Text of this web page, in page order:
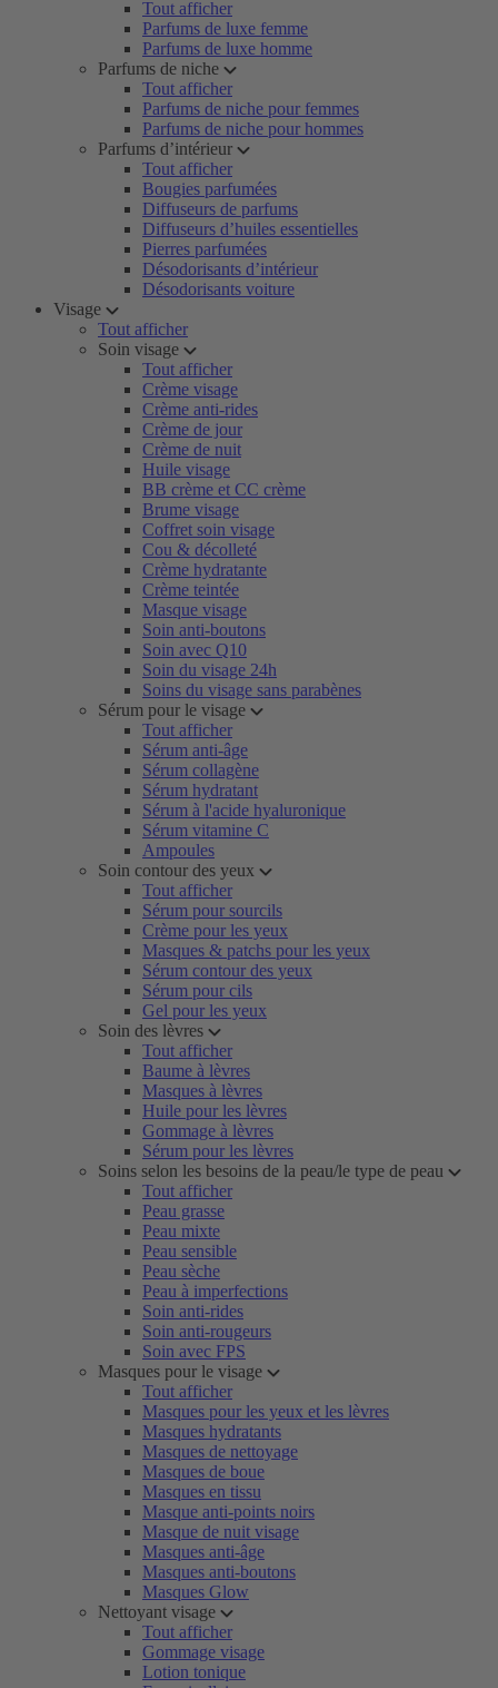
Tout afficher
Parfums de luxe femme
Parfums de luxe homme
Parfums de niche
Tout afficher
Parfums de niche pour femmes
Parfums de niche pour hommes
Parfums d’intérieur
Tout afficher
Bougies parfumées
Diffuseurs de parfums
Diffuseurs d’huiles essentielles
Pierres parfumées
Désodorisants d’intérieur
Désodorisants voiture
Visage
Tout afficher
Soin visage
Tout afficher
Crème visage
Crème anti-rides
Crème de jour
Crème de nuit
Huile visage
BB crème et CC crème
Brume visage
Coffret soin visage
Cou & décolleté
Crème hydratante
Crème teintée
Masque visage
Soin anti-boutons
Soin avec Q10
Soin du visage 24h
Soins du visage sans parabènes
Sérum pour le visage
Tout afficher
Sérum anti-âge
Sérum collagène
Sérum hydratant
Sérum à l'acide hyaluronique
Sérum vitamine C
Ampoules
Soin contour des yeux
Tout afficher
Sérum pour sourcils
Crème pour les yeux
Masques & patchs pour les yeux
Sérum contour des yeux
Sérum pour cils
Gel pour les yeux
Soin des lèvres
Tout afficher
Baume à lèvres
Masques à lèvres
Huile pour les lèvres
Gommage à lèvres
Sérum pour les lèvres
Soins selon les besoins de la peau/le type de peau
Tout afficher
Peau grasse
Peau mixte
Peau sensible
Peau sèche
Peau à imperfections
Soin anti-rides
Soin anti-rougeurs
Soin avec FPS
Masques pour le visage
Tout afficher
Masques pour les yeux et les lèvres
Masques hydratants
Masques de nettoyage
Masques de boue
Masques en tissu
Masque anti-points noirs
Masque de nuit visage
Masques anti-âge
Masques anti-boutons
Masques Glow
Nettoyant visage
Tout afficher
Gommage visage
Lotion tonique